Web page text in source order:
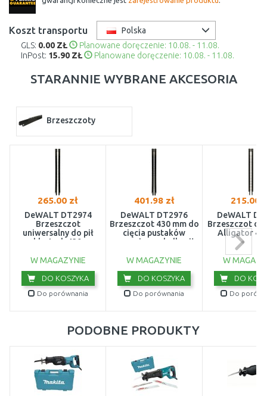
Koszt transportu
Polska
GLS: 0.00 ZŁ
Planowane doręczenie: 10.08. - 11.08.
InPost: 15.90 ZŁ Planowane doręczenie: 10.08. - 11.08.
STARANNIE WYBRANE AKCESORIA
Brzeszczoty
265.00 zł
DeWALT DT2974
Brzeszczot
uniwersalny do pił
szablastych 430mm
W MAGAZYNIE
DO KOSZYKA
Do porównania
401.98 zł
DeWALT DT2976
Brzeszczot 430 mm do
cięcia pustaków
ceramicznych dla pił
W MAGAZYNIE
DO KOSZYKA
Do porównania
215.00
DeWALT
Brzeszczot do
Alligator
W
DO
Do
PODOBNE PRODUKTY